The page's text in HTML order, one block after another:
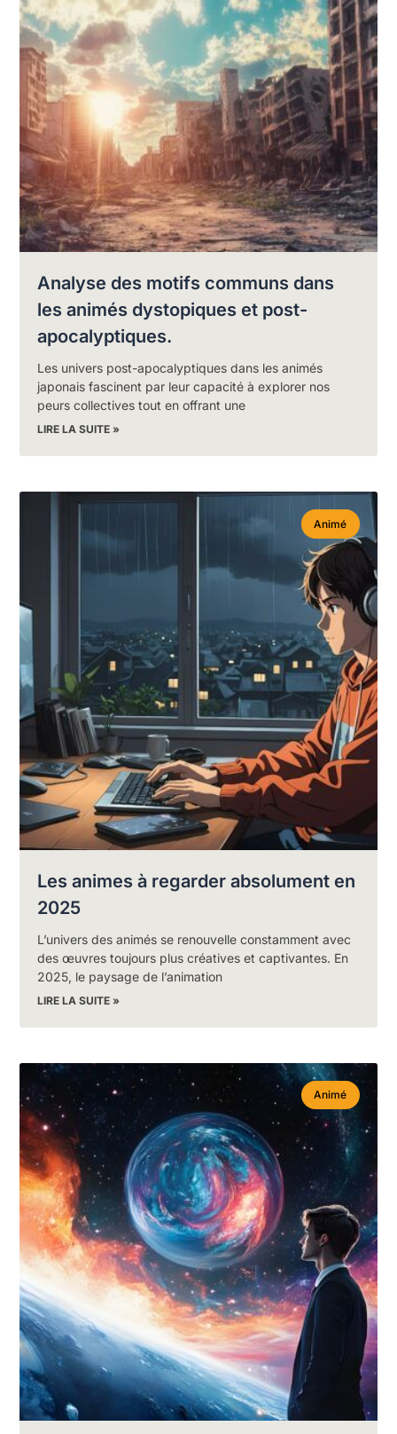
Analyse des motifs communs dans
les animés dystopiques et post-
apocalyptiques.
Les univers post-apocalyptiques dans les animés
japonais fascinent par leur capacité à explorer nos
peurs collectives tout en offrant une
LIRE LA SUITE »
Animé
Les animes à regarder absolument en
2025
L’univers des animés se renouvelle constamment avec
des œuvres toujours plus créatives et captivantes. En
2025, le paysage de l’animation
LIRE LA SUITE »
Animé